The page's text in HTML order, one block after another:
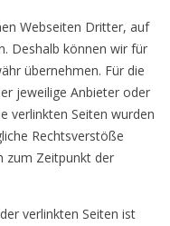
Webseiten Dritter, auf
Deshalb können wir für
übernehmen. Für die
jeweilige Anbieter oder
verlinkten Seiten wurden
Rechtsverstöße
zum Zeitpunkt der
verlinkten Seiten ist